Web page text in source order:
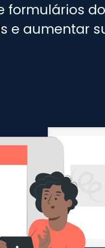
formulários do
e aumentar